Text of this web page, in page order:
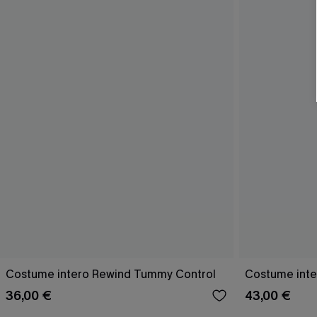
Costume intero Rewind Tummy Control
36,00 €
Costume
43,00 €